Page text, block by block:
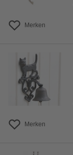
Merken
Merken